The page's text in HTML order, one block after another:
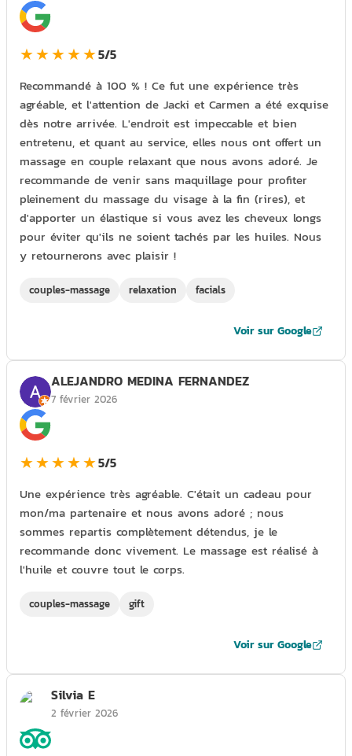
★★★★★5/5
Recommandé à 100 % ! Ce fut une expérience très
agréable, et l'attention de Jacki et Carmen a été exquise
dès notre arrivée. L'endroit est impeccable et bien
entretenu, et quant au service, elles nous ont offert un
massage en couple relaxant que nous avons adoré. Je
recommande de venir sans maquillage pour profiter
pleinement du massage du visage à la fin (rires), et
d'apporter un élastique si vous avez les cheveux longs
pour éviter qu'ils ne soient tachés par les huiles. Nous
y retournerons avec plaisir !
couples-massage relaxation facials
Voir sur Google
ALEJANDRO MEDINA FERNANDEZ
7 février 2026
★★★★★5/5
Une expérience très agréable. C'était un cadeau pour
mon/ma partenaire et nous avons adoré ; nous
sommes repartis complètement détendus, je le
recommande donc vivement. Le massage est réalisé à
l'huile et couvre tout le corps.
couples-massage gift
Voir sur Google
Silvia E
2 février 2026